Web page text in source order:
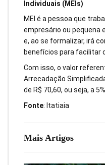
Mais Artigos
Individuais (MEIs)
MEI é a pessoa que
empresário ou pequena
e, ao se formalizar, irá
benefícios para facilitar
Com isso, o valor
Arrecadação
de R$ 70,60, ou seja, a
Fonte: Itatiaia